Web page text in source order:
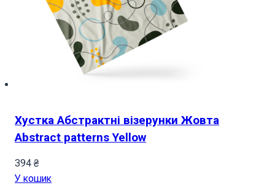
Хустка Абстрактні візерунки Жовта
Abstract patterns Yellow
394 ₴
У кошик